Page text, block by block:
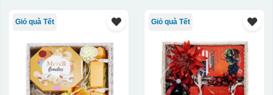
Giỏ quà Tết Giỏ quà Tết